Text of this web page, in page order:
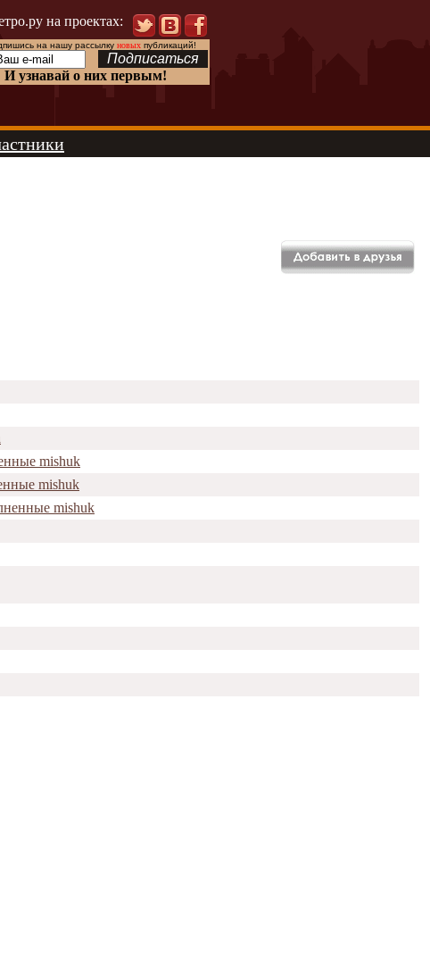
на проектах:
на нашу рассылку новыхпубликаций!
И узнавай о них первым!
mishuk
mishuk
mishuk